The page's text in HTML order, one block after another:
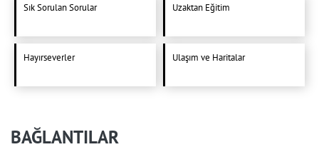
Sık Sorulan Sorular Uzaktan Eğitim
Hayırseverler Ulaşım ve Haritalar
BAĞLANTILAR